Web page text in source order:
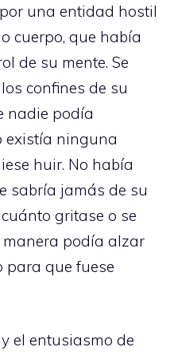
una entidad hostil
cuerpo, que había
de su mente. Se
confines de su
nadie podía
existía ninguna
huir. No había
sabría jamás de su
gritase o se
podía alzar
para que fuese
el entusiasmo de